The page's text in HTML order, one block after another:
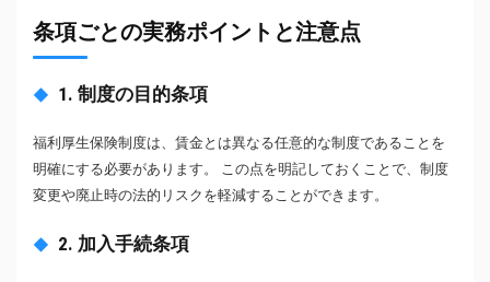
条項ごとの実務ポイントと注意点
1. 制度の目的条項
福利厚生保険制度は、賃金とは異なる任意的な制度であることを
明確にする必要があります。 この点を明記しておくことで、制度
変更や廃止時の法的リスクを軽減することができます。
2. 加入手続条項